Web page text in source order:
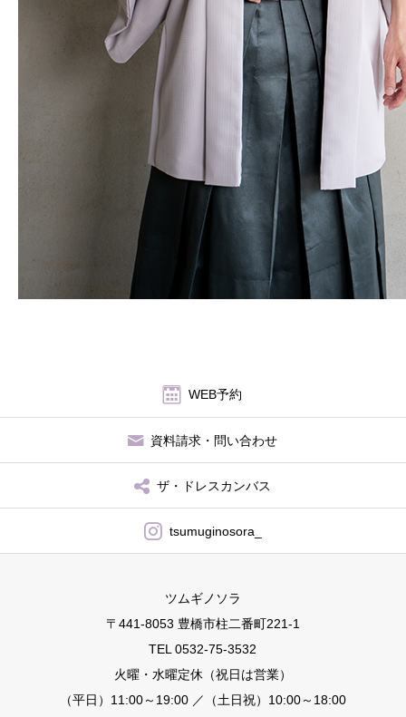
WEB予約
資料請求・問い合わせ
ザ・ドレスカンバス
tsumuginosora_
ツムギノソラ
〒441-8053 豊橋市柱二番町221-1
TEL 0532-75-3532
火曜・水曜定休（祝日は営業）
（平日）11:00～19:00 ／（土日祝）10:00～18:00